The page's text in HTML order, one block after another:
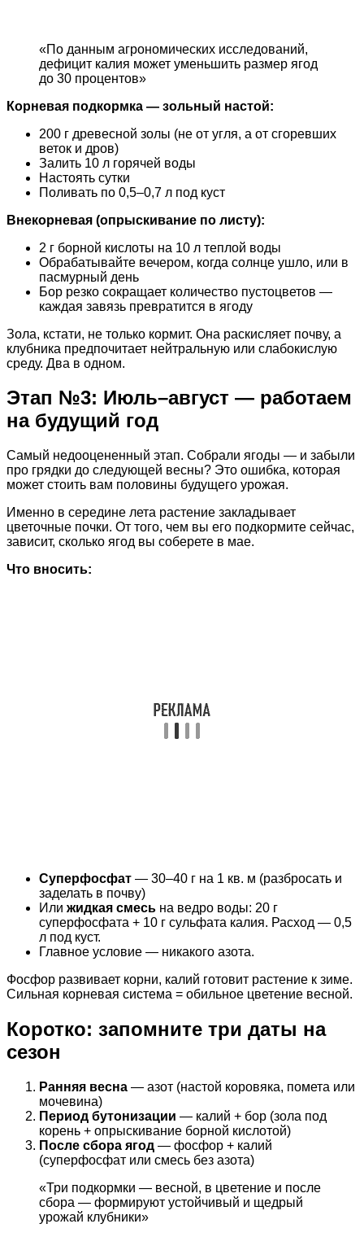
«По данным агрономических исследований,
дефицит калия может уменьшить размер ягод
до 30 процентов»
Корневая подкормка — зольный настой:
200 г древесной золы (не от угля, а от сгоревших
веток и дров)
Залить 10 л горячей воды
Настоять сутки
Поливать по 0,5–0,7 л под куст
Внекорневая (опрыскивание по листу):
2 г борной кислоты на 10 л теплой воды
Обрабатывайте вечером, когда солнце ушло, или в
пасмурный день
Бор резко сокращает количество пустоцветов —
каждая завязь превратится в ягоду
Зола, кстати, не только кормит. Она раскисляет почву, а
клубника предпочитает нейтральную или слабокислую
среду. Два в одном.
Этап №3: Июль–август — работаем
на будущий год
Самый недооцененный этап. Собрали ягоды — и забыли
про грядки до следующей весны? Это ошибка, которая
может стоить вам половины будущего урожая.
Именно в середине лета растение закладывает
цветочные почки. От того, чем вы его подкормите сейчас,
зависит, сколько ягод вы соберете в мае.
Что вносить:
Суперфосфат — 30–40 г на 1 кв. м (разбросать и
заделать в почву)
Или жидкая смесь на ведро воды: 20 г
суперфосфата + 10 г сульфата калия. Расход — 0,5
л под куст.
Главное условие — никакого азота.
Фосфор развивает корни, калий готовит растение к зиме.
Сильная корневая система = обильное цветение весной.
Коротко: запомните три даты на
сезон
Ранняя весна — азот (настой коровяка, помета или
мочевина)
Период бутонизации — калий + бор (зола под
корень + опрыскивание борной кислотой)
После сбора ягод — фосфор + калий
(суперфосфат или смесь без азота)
«Три подкормки — весной, в цветение и после
сбора — формируют устойчивый и щедрый
урожай клубники»